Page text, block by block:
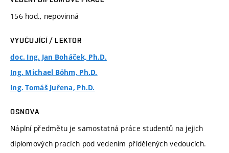
156 hod., nepovinná
VYUČUJÍCÍ / LEKTOR
doc. Ing. Jan Boháček, Ph.D.
Ing. Michael Böhm, Ph.D.
Ing. Tomáš Juřena, Ph.D.
OSNOVA
Náplní předmětu je samostatná práce studentů na jejich
diplomových pracích pod vedením přidělených vedoucích.